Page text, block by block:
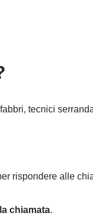
tecnici
rispondere alle
chiamata.